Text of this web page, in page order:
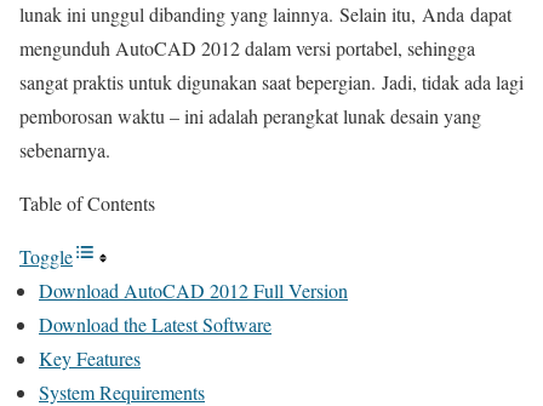
lunak ini unggul dibanding yang lainnya. Selain itu, Anda dapat
mengunduh AutoCAD 2012 dalam versi portabel, sehingga
sangat praktis untuk digunakan saat bepergian. Jadi, tidak ada lagi
pemborosan waktu – ini adalah perangkat lunak desain yang
sebenarnya.
Table of Contents
Toggle
Download AutoCAD 2012 Full Version
Download the Latest Software
Key Features
System Requirements